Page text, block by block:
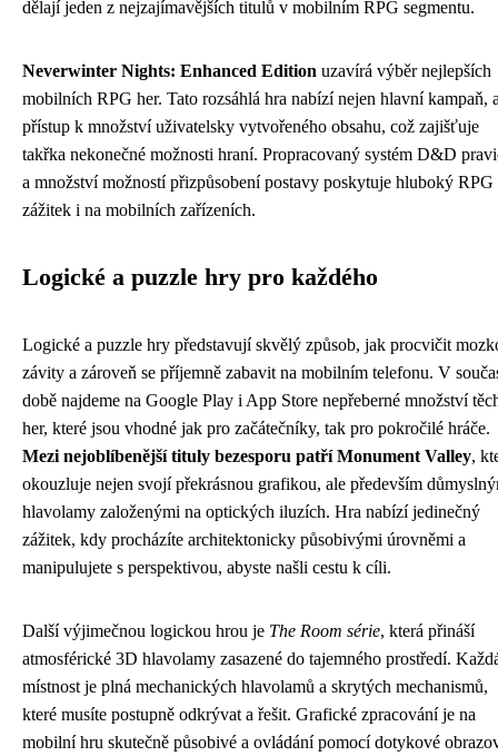
dělají jeden z nejzajímavějších titulů v mobilním RPG segmentu.
Neverwinter Nights: Enhanced Edition uzavírá výběr nejlepších
mobilních RPG her. Tato rozsáhlá hra nabízí nejen hlavní kampaň,
přístup k množství uživatelsky vytvořeného obsahu, což zajišťuje
takřka nekonečné možnosti hraní. Propracovaný systém D&D
a množství možností přizpůsobení postavy poskytuje hluboký RPG
zážitek i na mobilních zařízeních.
Logické a puzzle hry pro každého
Logické a puzzle hry představují skvělý způsob, jak procvičit
závity a zároveň se příjemně zabavit na mobilním telefonu. V
době najdeme na Google Play i App Store nepřeberné množství
her, které jsou vhodné jak pro začátečníky, tak pro pokročilé hráče.
Mezi nejoblíbenější tituly bezesporu patří Monument Valley,
okouzluje nejen svojí překrásnou grafikou, ale především
hlavolamy založenými na optických iluzích. Hra nabízí jedinečný
zážitek, kdy procházíte architektonicky působivými úrovněmi a
manipulujete s perspektivou, abyste našli cestu k cíli.
Další výjimečnou logickou hrou je The Room série, která přináší
atmosférické 3D hlavolamy zasazené do tajemného prostředí.
místnost je plná mechanických hlavolamů a skrytých mechanismů,
které musíte postupně odkrývat a řešit. Grafické zpracování je na
mobilní hru skutečně působivé a ovládání pomocí dotykové